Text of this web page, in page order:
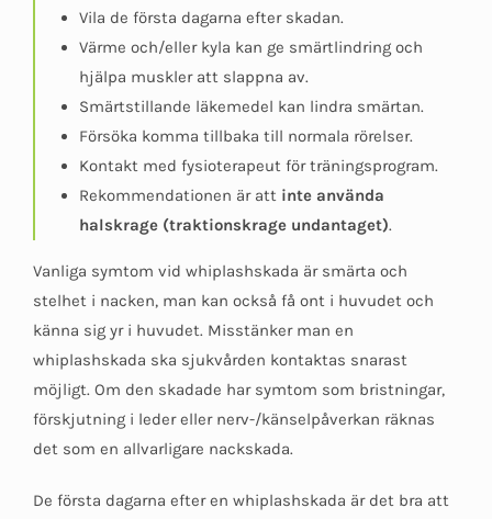
Vila de första dagarna efter skadan.
Värme och/eller kyla kan ge smärtlindring och
hjälpa muskler att slappna av.
Smärtstillande läkemedel kan lindra smärtan.
Försöka komma tillbaka till normala rörelser.
Kontakt med fysioterapeut för träningsprogram.
Rekommendationen är att inte använda
halskrage (traktionskrage undantaget).
Vanliga symtom vid whiplashskada är smärta och
stelhet i nacken, man kan också få ont i huvudet och
känna sig yr i huvudet. Misstänker man en
whiplashskada ska sjukvården kontaktas snarast
möjligt. Om den skadade har symtom som bristningar,
förskjutning i leder eller nerv-/känselpåverkan räknas
det som en allvarligare nackskada.
De första dagarna efter en whiplashskada är det bra att